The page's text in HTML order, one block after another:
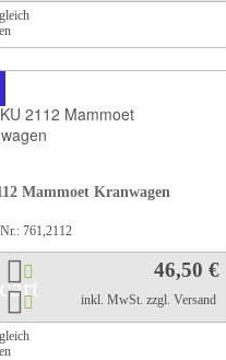
Mammoet Kranwagen
761,2112
46,50 €
inkl. MwSt. zzgl. Versand